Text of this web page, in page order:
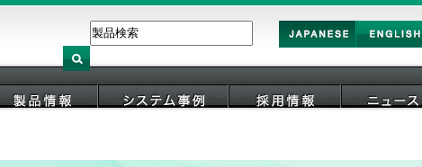
Japan English